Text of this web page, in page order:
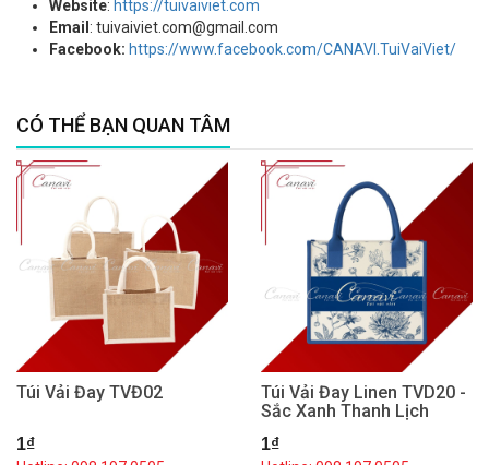
Website: https://tuivaiviet.com
Email : tuivaiviet.com@gmail.com
Facebook: https://www.facebook.com/CANAVI.TuiVaiViet/
CÓ THỂ BẠN QUAN TÂM
Túi Vải Đay TVĐ02
1₫
Túi Vải Đay Linen TVD20 -
Sắc Xanh Thanh Lịch
1₫